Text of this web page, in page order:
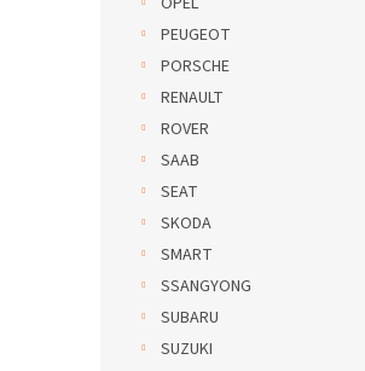
PEUGEOT
PORSCHE
RENAULT
ROVER
SAAB
SEAT
SKODA
SMART
SSANGYONG
SUBARU
SUZUKI